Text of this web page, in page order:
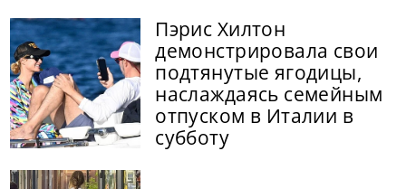
Пэрис Хилтон
демонстрировала свои
подтянутые ягодицы,
наслаждаясь семейным
отпуском в Италии в
субботу